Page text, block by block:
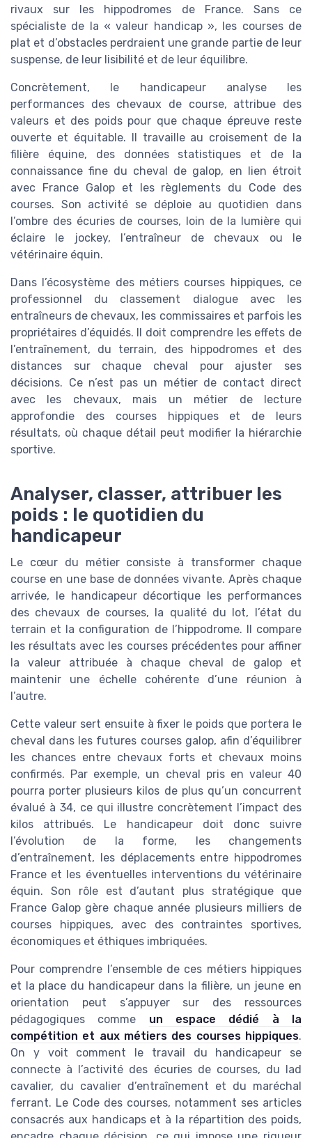
rivaux sur les hippodromes de France. Sans ce
spécialiste de la « valeur handicap », les courses de
plat et d’obstacles perdraient une grande partie de leur
suspense, de leur lisibilité et de leur équilibre.
Concrètement, le handicapeur analyse les
performances des chevaux de course, attribue des
valeurs et des poids pour que chaque épreuve reste
ouverte et équitable. Il travaille au croisement de la
filière équine, des données statistiques et de la
connaissance fine du cheval de galop, en lien étroit
avec France Galop et les règlements du Code des
courses. Son activité se déploie au quotidien dans
l’ombre des écuries de courses, loin de la lumière qui
éclaire le jockey, l’entraîneur de chevaux ou le
vétérinaire équin.
Dans l’écosystème des métiers courses hippiques, ce
professionnel du classement dialogue avec les
entraîneurs de chevaux, les commissaires et parfois les
propriétaires d’équidés. Il doit comprendre les effets de
l’entraînement, du terrain, des hippodromes et des
distances sur chaque cheval pour ajuster ses
décisions. Ce n’est pas un métier de contact direct
avec les chevaux, mais un métier de lecture
approfondie des courses hippiques et de leurs
résultats, où chaque détail peut modifier la hiérarchie
sportive.
Analyser, classer, attribuer les
poids : le quotidien du
handicapeur
Le cœur du métier consiste à transformer chaque
course en une base de données vivante. Après chaque
arrivée, le handicapeur décortique les performances
des chevaux de courses, la qualité du lot, l’état du
terrain et la configuration de l’hippodrome. Il compare
les résultats avec les courses précédentes pour affiner
la valeur attribuée à chaque cheval de galop et
maintenir une échelle cohérente d’une réunion à
l’autre.
Cette valeur sert ensuite à fixer le poids que portera le
cheval dans les futures courses galop, afin d’équilibrer
les chances entre chevaux forts et chevaux moins
confirmés. Par exemple, un cheval pris en valeur 40
pourra porter plusieurs kilos de plus qu’un concurrent
évalué à 34, ce qui illustre concrètement l’impact des
kilos attribués. Le handicapeur doit donc suivre
l’évolution de la forme, les changements
d’entraînement, les déplacements entre hippodromes
France et les éventuelles interventions du vétérinaire
équin. Son rôle est d’autant plus stratégique que
France Galop gère chaque année plusieurs milliers de
courses hippiques, avec des contraintes sportives,
économiques et éthiques imbriquées.
Pour comprendre l’ensemble de ces métiers hippiques
et la place du handicapeur dans la filière, un jeune en
orientation peut s’appuyer sur des ressources
pédagogiques comme un espace dédié à la
compétition et aux métiers des courses hippiques.
On y voit comment le travail du handicapeur se
connecte à l’activité des écuries de courses, du lad
cavalier, du cavalier d’entraînement et du maréchal
ferrant. Le Code des courses, notamment ses articles
consacrés aux handicaps et à la répartition des poids,